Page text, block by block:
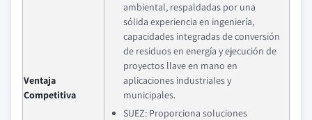
Ventaja
Competitiva
ambiental, respaldadas por una
sólida experiencia en ingeniería,
capacidades integradas de conversión
de residuos en energía y ejecución de
proyectos llave en mano en
aplicaciones industriales y
municipales.
SUEZ: Proporciona soluciones